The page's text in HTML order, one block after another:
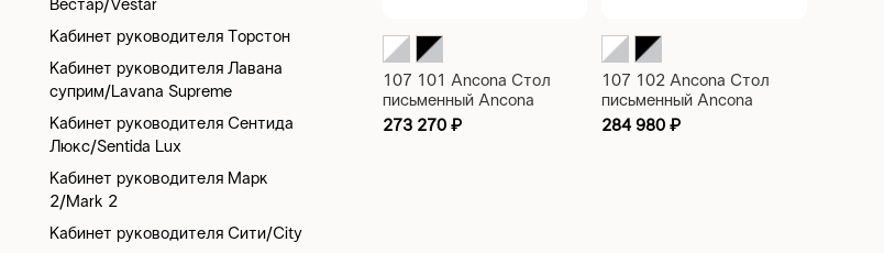
Вестар/Vestar
Кабинет руководителя Торстон
Кабинет руководителя Лавана
суприм/Lavana Supreme
Кабинет руководителя Сентида
Люкс/Sentida Lux
Кабинет руководителя Марк
2/Mark 2
Кабинет руководителя Сити/City
107 101 Ancona Стол
письменный Ancona
1900x900x750
273 270 ₽
107 102 Ancona Стол
письменный Ancona
2100x900x750
284 980₽